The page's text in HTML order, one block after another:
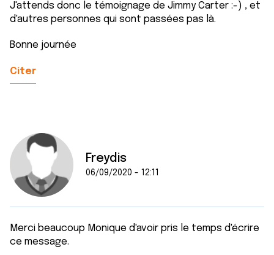
J'attends donc le témoignage de Jimmy Carter :-) , et
d'autres personnes qui sont passées pas là.
Bonne journée
Citer
Freydis
06/09/2020 - 12:11
Merci beaucoup Monique d'avoir pris le temps d'écrire
ce message.